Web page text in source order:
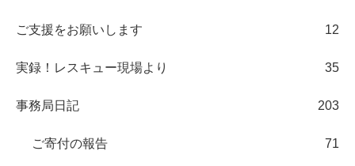
ご支援をお願いします 12
実録！レスキュー現場より 35
事務局日記 203
ご寄付の報告 71